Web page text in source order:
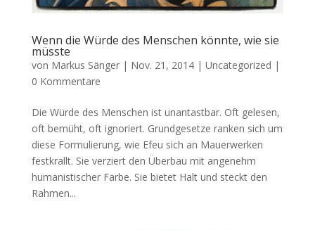
Wenn die Würde des Menschen könnte, wie sie
müsste
von Markus Sänger| Nov. 21, 2014| Uncategorized |
0 Kommentare
Die Würde des Menschen ist unantastbar. Oft gelesen,
oft bemüht, oft ignoriert. Grundgesetze ranken sich um
diese Formulierung, wie Efeu sich an Mauerwerken
festkrallt. Sie verziert den Überbau mit angenehm
humanistischer Farbe. Sie bietet Halt und steckt den
Rahmen...